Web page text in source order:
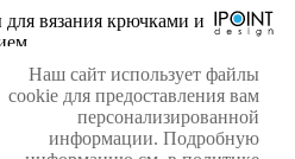
вязания крючками и
Наш сайт использует файлы
cookie для предоставления вам
персонализированной
информации. Подробную